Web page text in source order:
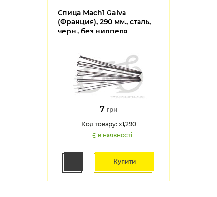
Спица Mach1 Galva
(Франция), 290 мм., сталь,
черн., без ниппеля
7 грн
Код товару: x1,290
Є в наявності
Купити